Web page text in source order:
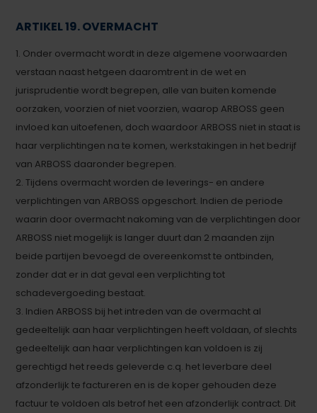
ARTIKEL 19. OVERMACHT
1. Onder overmacht wordt in deze algemene voorwaarden
verstaan naast hetgeen daaromtrent in de wet en
jurisprudentie wordt begrepen, alle van buiten komende
oorzaken, voorzien of niet voorzien, waarop ARBOSS geen
invloed kan uitoefenen, doch waardoor ARBOSS niet in staat is
haar verplichtingen na te komen, werkstakingen in het bedrijf
van ARBOSS daaronder begrepen.
2. Tijdens overmacht worden de leverings- en andere
verplichtingen van ARBOSS opgeschort. Indien de periode
waarin door overmacht nakoming van de verplichtingen door
ARBOSS niet mogelijk is langer duurt dan 2 maanden zijn
beide partijen bevoegd de overeenkomst te ontbinden,
zonder dat er in dat geval een verplichting tot
schadevergoeding bestaat.
3. Indien ARBOSS bij het intreden van de overmacht al
gedeeltelijk aan haar verplichtingen heeft voldaan, of slechts
gedeeltelijk aan haar verplichtingen kan voldoen is zij
gerechtigd het reeds geleverde c.q. het leverbare deel
afzonderlijk te factureren en is de koper gehouden deze
factuur te voldoen als betrof het een afzonderlijk contract. Dit